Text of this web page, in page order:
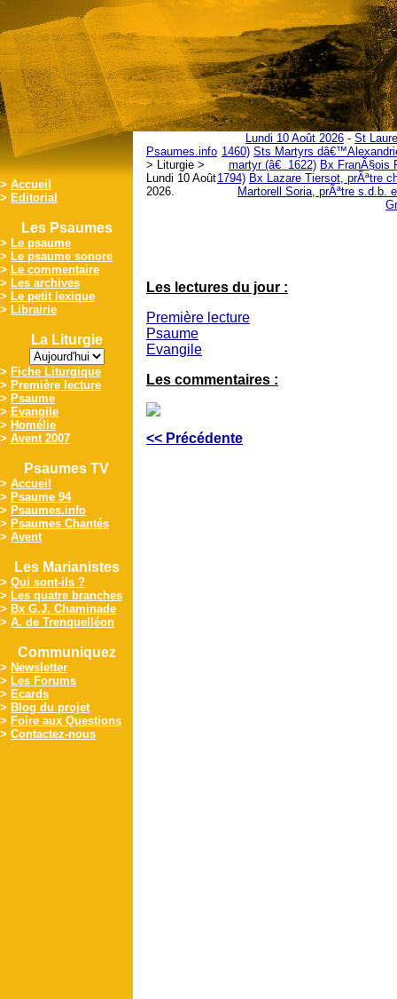
> Accueil
> Editorial
Les Psaumes
> Le psaume
> Le psaume sonore
> Le commentaire
> Les archives
> Le petit lexique
> Librairie
La Liturgie
> Fiche Liturgique
> Première lecture
> Psaume
> Evangile
> Homélie
> Avent 2007
Psaumes TV
> Accueil
> Psaume 94
> Psaumes.info
> Psaumes Chantés
> Avent
Les Marianistes
> Qui sont-ils ?
> Les quatre branches
> Bx G.J. Chaminade
> A. de Trenquelléon
Communiquez
> Newsletter
> Les Forums
> Ecards
> Blog du projet
> Foire aux Questions
> Contactez-nous
Psaumes.info
> Liturgie >
Lundi 10 Août
2026.
Lundi 10 Août 2026 - St
1460) Sts Martyrs
martyr (â€ 1622) Bx FranÃ§ois
1794) Bx Lazare Tiersot, prÃªtre
Martorell Soria, prÃªtre s.d.b.
Les lectures du jour :
Première lecture
Psaume
Evangile
Les commentaires :
<< Précédente